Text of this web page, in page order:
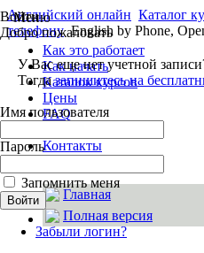
Меню
Как это работает
Как начать
Каталок курсов
Цены
FAQ
Контакты
Главная
Полная версия
Войти
Добро пожаловать
У Вас еще нет учетной
Тогдазапишитесь на
Имя пользователя
Пароль
Запомнить меня
Забыли логин?
Английский онлайн Каталог
телефону English by Phone,